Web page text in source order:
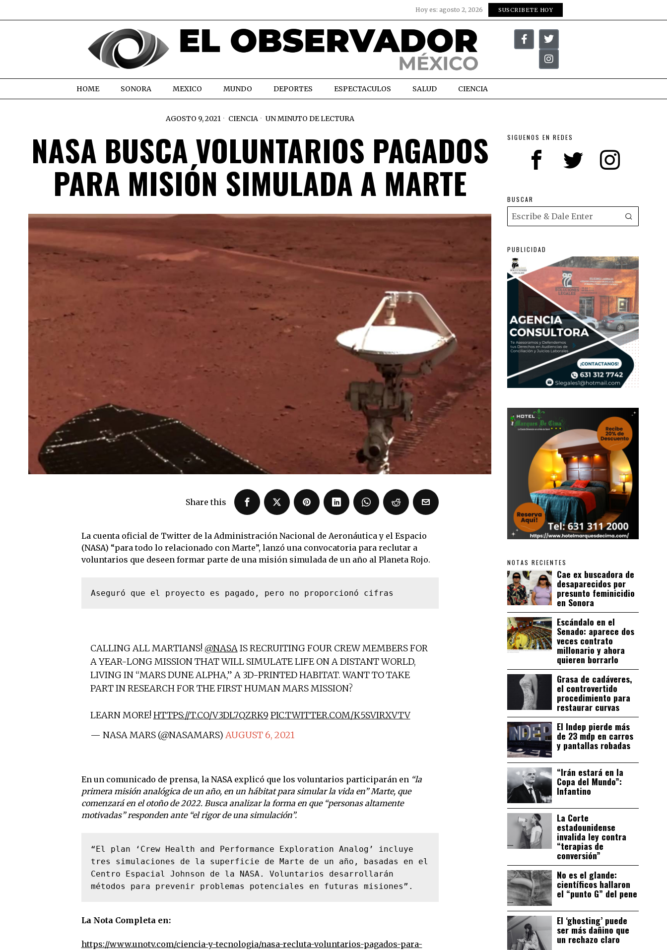
Hoy es: agosto 2, 2026 SUSCRIBETE HOY
HOME SONORA MEXICO MUNDO DEPORTES ESPECTACULOS SALUD CIENCIA
AGOSTO 9, 2021 CIENCIA UN MINUTO DE LECTURA
NASA BUSCA VOLUNTARIOS PAGADOS
PARA MISIÓN SIMULADA A MARTE
Share this
La cuenta oficial de Twitter de la Administración Nacional de Aeronáutica y el Espacio
(NASA) “para todo lo relacionado con Marte”, lanzó una convocatoria para reclutar a
voluntarios que deseen formar parte de una misión simulada de un año al Planeta Rojo.
Aseguró que el proyecto es pagado, pero no proporcionó cifras
CALLING ALL MARTIANS! @NASAIS RECRUITING FOUR CREW MEMBERS FOR
A YEAR-LONG MISSION THAT WILL SIMULATE LIFE ON A DISTANT WORLD,
LIVING IN “MARS DUNE ALPHA,” A 3D-PRINTED HABITAT. WANT TO TAKE
PART IN RESEARCH FOR THE FIRST HUMAN MARS MISSION?
LEARN MORE! HTTPS://T.CO/V3DL7QZRK9 PIC.TWITTER.COM/K5SVIRXVTV
— NASA MARS (@NASAMARS) AUGUST 6, 2021
En un comunicado de prensa, la NASA explicó que los voluntarios participarán en “la
primera misión analógica de un año, en un hábitat para simular la vida en” Marte, que
comenzará en el otoño de 2022. Busca analizar la forma en que “personas altamente
motivadas” responden ante “el rigor de una simulación”.
“El plan ‘Crew Health and Performance Exploration Analog’ incluye
tres simulaciones de la superficie de Marte de un año, basadas en el
Centro Espacial Johnson de la NASA. Voluntarios desarrollarán
métodos para prevenir problemas potenciales en futuras misiones”.
La Nota Completa en:
https://www.unotv.com/ciencia-y-tecnologia/nasa-recluta-voluntarios-pagados-para-
SIGUENOS EN REDES
BUSCAR
PUBLICIDAD
NOTAS RECIENTES
Cae ex buscadora de
desaparecidos por
presunto feminicidio
en Sonora
Escándalo en el
Senado: aparece dos
veces contrato
millonario y ahora
quieren borrarlo
Grasa de cadáveres,
el controvertido
procedimiento para
restaurar curvas
El Indep pierde más
de 23 mdp en carros
y pantallas robadas
“Irán estará en la
Copa del Mundo”:
Infantino
La Corte
estadounidense
invalida ley contra
“terapias de
conversión”
No es el glande:
científicos hallaron
el “punto G” del pene
El ‘ghosting’ puede
ser más dañino que
un rechazo claro